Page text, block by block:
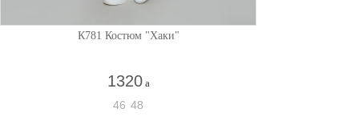
К781 Костюм "Хаки"
1320 a
46 48